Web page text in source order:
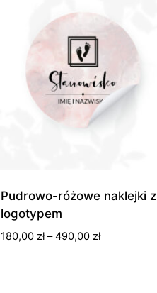
Pudrowo-różowe naklejki z
logotypem
180,00 zł – 490,00 złZakres